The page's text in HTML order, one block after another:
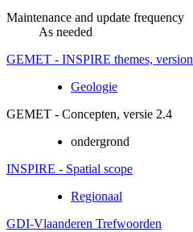
Maintenance and update frequency
As needed
GEMET - INSPIRE themes,
Geologie
GEMET - Concepten, versie 2.4
ondergrond
INSPIRE - Spatial scope
Regionaal
GDI-Vlaanderen Trefwoorden